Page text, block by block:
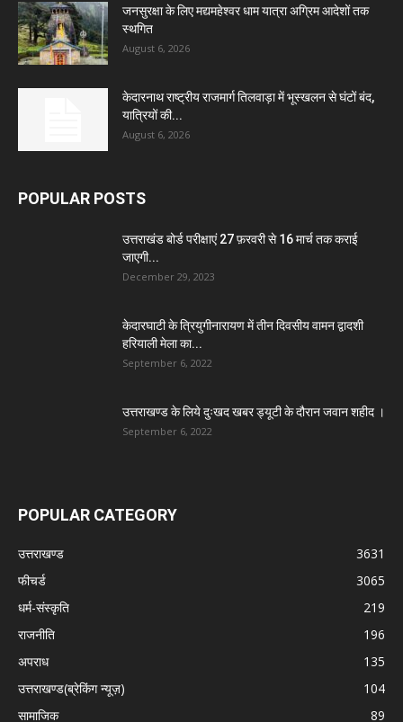
जनसुरक्षा के लिए मद्यमहेश्वर धाम यात्रा अग्रिम आदेशों तक
स्थगित
August 6, 2026
केदारनाथ राष्ट्रीय राजमार्ग तिलवाड़ा में भूस्खलन से घंटों बंद,
यात्रियों की...
August 6, 2026
POPULAR POSTS
उत्तराखंड बोर्ड परीक्षाएं 27 फ़रवरी से 16 मार्च तक कराई
जाएगी...
December 29, 2023
केदारघाटी के त्रियुगीनारायण में तीन दिवसीय वामन द्वादशी
हरियाली मेला का...
September 6, 2022
उत्तराखण्ड के लिये दुःखद खबर ड्यूटी के दौरान जवान शहीद ।
September 6, 2022
POPULAR CATEGORY
उत्तराखण्ड
3631
फीचर्ड
3065
धर्म-संस्कृति
219
राजनीति
196
अपराध
135
उत्तराखण्ड(ब्रेकिंग न्यूज़)
104
सामाजिक
89